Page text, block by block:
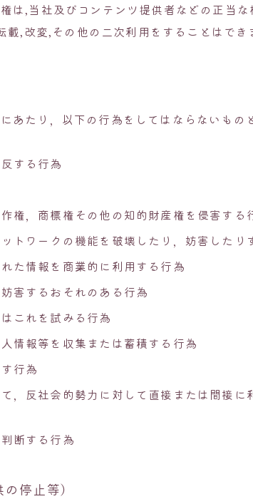
は,当社及びコンテンツ提供者などの正当
,改変,その他の二次利用をすることはでき
あたり，以下の行為をしてはならないもの
する行為
権，商標権その他の知的財産権を侵害する
トワークの機能を破壊したり，妨害したり
た情報を商業的に利用する行為
害するおそれのある行為
これを試みる行為
情報等を収集または蓄積する行為
行為
，反社会的勢力に対して直接または間接に
断する行為
停止等）